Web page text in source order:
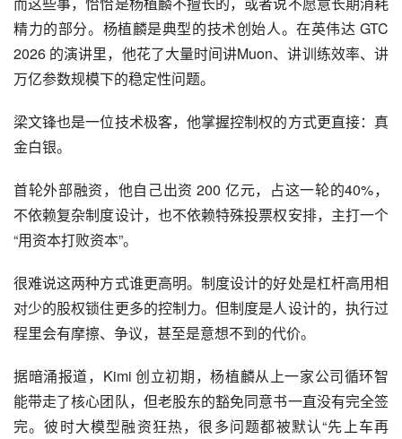
精力的部分。杨植麟是典型的技术创始人。在英伟达 GTC
2026 的演讲里，他花了大量时间讲Muon、讲训练效率、讲
万亿参数规模下的稳定性问题。
梁文锋也是一位技术极客，他掌握控制权的方式更直接：真
金白银。
首轮外部融资，他自己出资 200 亿元，占这一轮的40%，
不依赖复杂制度设计，也不依赖特殊投票权安排，主打一个
“用资本打败资本”。
很难说这两种方式谁更高明。制度设计的好处是杠杆高用相
对少的股权锁住更多的控制力。但制度是人设计的，执行过
程里会有摩擦、争议，甚至是意想不到的代价。
据暗涌报道，Kimi 创立初期，杨植麟从上一家公司循环智
能带走了核心团队，但老股东的豁免同意书一直没有完全签
完。彼时大模型融资狂热，很多问题都被默认“先上车再